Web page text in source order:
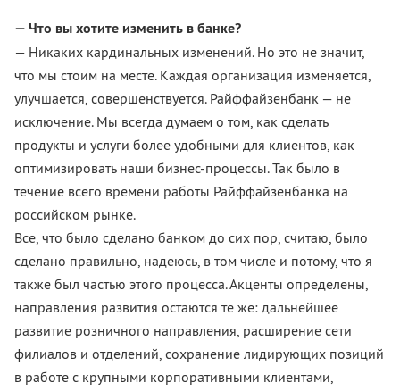
— Что вы хотите изменить в банке?
— Никаких кардинальных изменений. Но это не значит,
что мы стоим на месте. Каждая организация изменяется,
улучшается, совершенствуется. Райффайзенбанк — не
исключение. Мы всегда думаем о том, как сделать
продукты и услуги более удобными для клиентов, как
оптимизировать наши бизнес-процессы. Так было в
течение всего времени работы Райффайзенбанка на
российском рынке.
Все, что было сделано банком до сих пор, считаю, было
сделано правильно, надеюсь, в том числе и потому, что я
также был частью этого процесса. Акценты определены,
направления развития остаются те же: дальнейшее
развитие розничного направления, расширение сети
филиалов и отделений, сохранение лидирующих позиций
в работе с крупными корпоративными клиентами,